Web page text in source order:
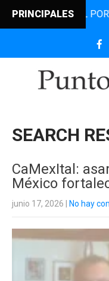
PRINCIPALES
EL PORTAL DE
SEARCH
CaMexItal:
México
junio 17, 2026 No hay